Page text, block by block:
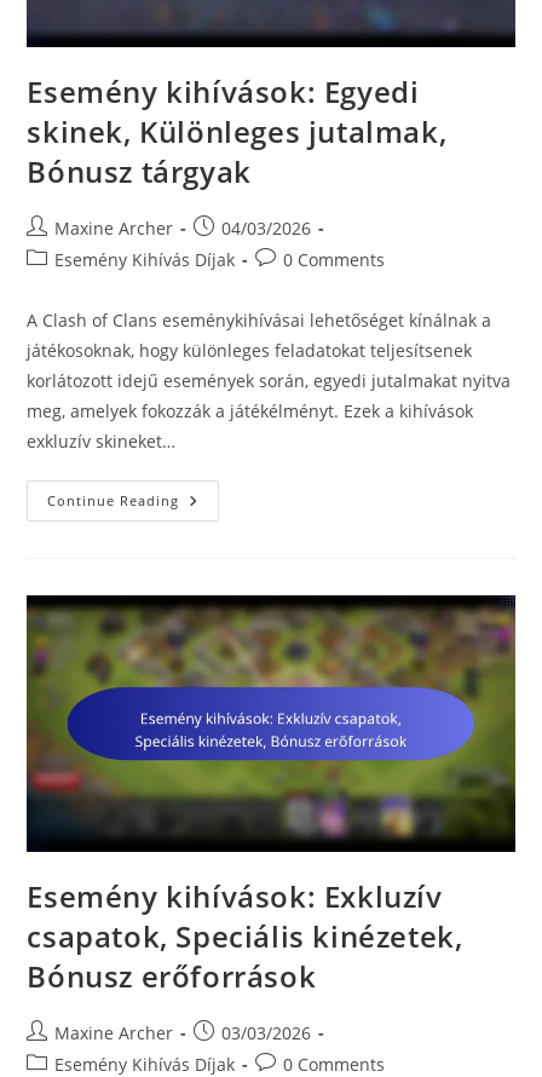
Esemény kihívások: Egyedi
skinek, Különleges jutalmak,
Bónusz tárgyak
Post
author:
Maxine Archer
Post
published:
04/03/2026
PostEsemény Kihívás Díjak
Post0 Comments
A Clash of Clans eseménykihívásai lehetőséget kínálnak a
játékosoknak, hogy különleges feladatokat teljesítsenek
korlátozott idejű események során, egyedi jutalmakat nyitva
meg, amelyek fokozzák a játékélményt. Ezek a kihívások
exkluzív skineket…
Continue Reading Esemény
Kihívások:
Bónusz
Tárgyak
Esemény kihívások: Exkluzív
csapatok, Speciális kinézetek,
Bónusz erőforrások
Post
author:
Maxine Archer
Post
published:
03/03/2026
PostEsemény Kihívás Díjak
Post0 Comments